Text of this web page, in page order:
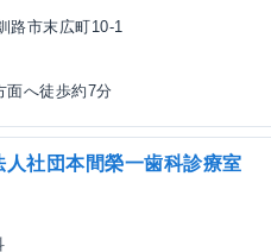
路市末広町10-1
面へ徒歩約7分
人社団本間榮一歯科診療室